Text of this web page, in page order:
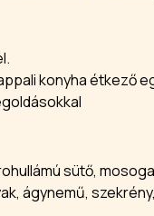
konyha étkező
sütő,
ágynemű,